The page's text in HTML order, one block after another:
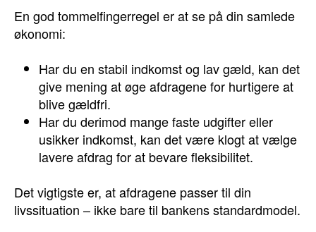
En god tommelfingerregel er at se på din samlede
økonomi:
Har du en stabil indkomst og lav gæld, kan det
give mening at øge afdragene for hurtigere at
blive gældfri.
Har du derimod mange faste udgifter eller
usikker indkomst, kan det være klogt at vælge
lavere afdrag for at bevare fleksibilitet.
Det vigtigste er, at afdragene passer til din
livssituation – ikke bare til bankens standardmodel.